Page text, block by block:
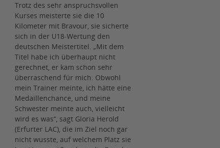
Trotz des sehr anspruchsvollen
Kurses meisterte sie die 10
Kilometer mit Bravour, sie sicherte
sich in der U18-Wertung den
deutschen Meistertitel. „Mit dem
Titel habe ich überhaupt nicht
gerechnet, er kam schon sehr
überraschend für mich. Obwohl
mein Trainer meinte, ich hätte eine
Medaillenchance, und meine
Schwester meinte auch, vielleicht
wird es was“, sagt Gloria Herold
(Erfurter LAC), die im Ziel noch gar
nicht wusste, auf welchem Platz sie